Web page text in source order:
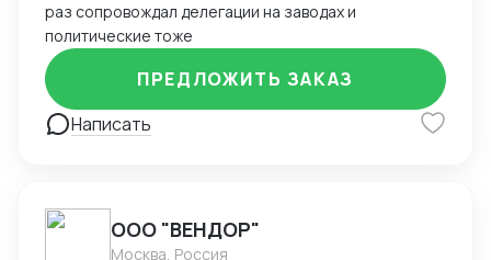
раз сопровождал делегации на заводах и
политические тоже
Написать
ПРЕДЛОЖИТЬ ЗАКАЗ
ООО "ВЕНДОР"
Москва, Россия